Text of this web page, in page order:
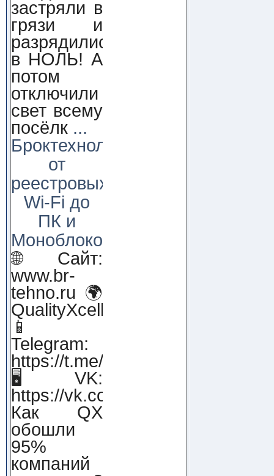
застряли в
грязи и
разрядились
в НОЛЬ! А
потом
отключили
свет всему
посёлк ...
Броктехнолоджи:
от
реестровых
Wi-Fi до
ПК и
Моноблоков!
🌐 Сайт:
www.br-
tehno.ru 🌍
QualityXcellence.ru
📱
Telegram:
https://t.me/qx_lab_IT
🖥 VK:
https://vk.com/qualityxcellenc
Как QX
обошли
95%
компаний